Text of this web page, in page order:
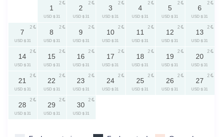
1
USD $ 31
2
2
USD $ 31
2
3
USD $ 31
2
4
USD $ 31
2
5
USD $ 31
2
6
USD $ 31
2
7
USD $ 31
2
8
USD $ 31
2
9
USD $ 31
2
10
USD $ 31
2
11
USD $ 31
2
12
USD $ 31
2
13
USD $ 31
2
14
USD $ 31
2
15
USD $ 31
2
16
USD $ 31
2
17
USD $ 31
2
18
USD $ 31
2
19
USD $ 31
2
20
USD $ 31
2
21
USD $ 31
2
22
USD $ 31
2
23
USD $ 31
2
24
USD $ 31
2
25
USD $ 31
2
26
USD $ 31
2
27
USD $ 31
2
28
USD $ 31
2
29
USD $ 31
2
30
USD $ 31
2